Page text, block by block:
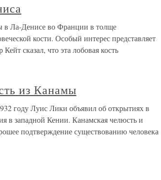
в Ла-Денисе во Франции в толще
кости. Особый интерес представляет
сказал, что эта лобовая кость
из Канамы
году Луис Лики объявил об открытиях в
в западной Кении. Канамская челюсть и
подтверждение существованию человека